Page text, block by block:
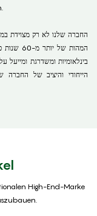
החברה שלנו לא רק מצוידת
המהות
בינלאומיות ומשדרגת
הייחודי והיציב של
High-End-Marke